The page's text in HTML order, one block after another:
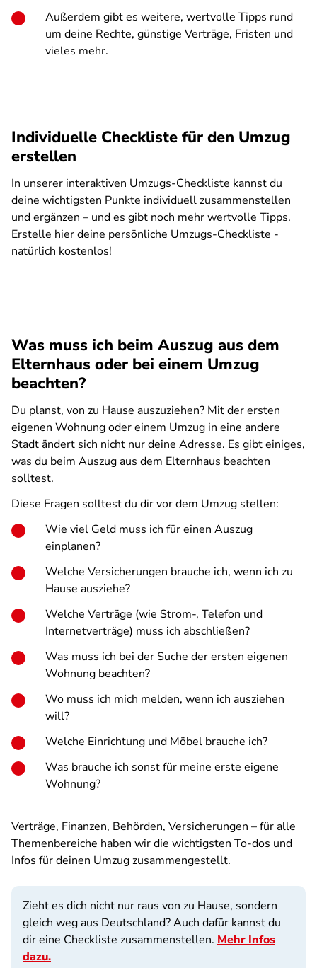
Außerdem gibt es weitere, wertvolle Tipps rund
um deine Rechte, günstige Verträge, Fristen und
vieles mehr.
Individuelle Checkliste für den Umzug
erstellen
In unserer interaktiven Umzugs-Checkliste kannst du
deine wichtigsten Punkte individuell zusammenstellen
und ergänzen – und es gibt noch mehr wertvolle Tipps.
Erstelle hier deine persönliche Umzugs-Checkliste -
natürlich kostenlos!
Was muss ich beim Auszug aus dem
Elternhaus oder bei einem Umzug
beachten?
Du planst, von zu Hause auszuziehen? Mit der ersten
eigenen Wohnung oder einem Umzug in eine andere
Stadt ändert sich nicht nur deine Adresse. Es gibt einiges,
was du beim Auszug aus dem Elternhaus beachten
solltest.
Diese Fragen solltest du dir vor dem Umzug stellen:
Wie viel Geld muss ich für einen Auszug
einplanen?
Welche Versicherungen brauche ich, wenn ich zu
Hause ausziehe?
Welche Verträge (wie Strom-, Telefon und
Internetverträge) muss ich abschließen?
Was muss ich bei der Suche der ersten eigenen
Wohnung beachten?
Wo muss ich mich melden, wenn ich ausziehen
will?
Welche Einrichtung und Möbel brauche ich?
Was brauche ich sonst für meine erste eigene
Wohnung?
Verträge, Finanzen, Behörden, Versicherungen – für alle
Themenbereiche haben wir die wichtigsten To-dos und
Infos für deinen Umzug zusammengestellt.
Zieht es dich nicht nur raus von zu Hause, sondern
gleich weg aus Deutschland? Auch dafür kannst du
dir eine Checkliste zusammenstellen. Mehr Infos
dazu.